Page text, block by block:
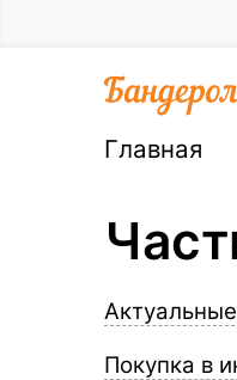
Главная
Покупка в